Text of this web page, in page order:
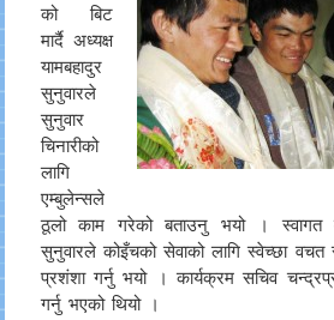
को बिट
मार्दै अध्यक्ष
यामबहादुर
सुनुवारले
सुनुवार
चिनारीको
लागि
एम्बुलेन्सले
ठूलो काम गरेको बताउनु भयो । स्वागत
सुनुवारले कोइँचको सेवाको लागि स्वेच्छा वचत
प्रशंशा गर्नु भयो । कार्यक्रम सचिव
गर्नु भएको थियो ।